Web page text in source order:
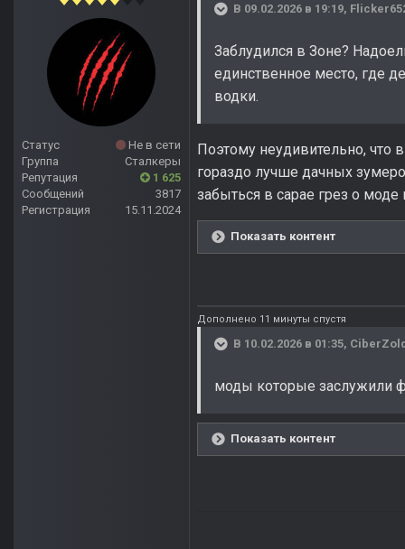
Статус
Не в сети
Группа
Сталкеры
Репутация
1 625
Сообщений
3817
Регистрация
15.11.2024
В 09.02.2026 в 19:19,
Заблудился в Зоне?
единственное место, где
водки.
Поэтому неудивительно, что
гораздо лучше дачных
забыться в сарае грез о моде
Показать контент
Дополнено 11 минуты спустя
В 10.02.2026 в 01:35,
моды которые заслужили
Показать контент